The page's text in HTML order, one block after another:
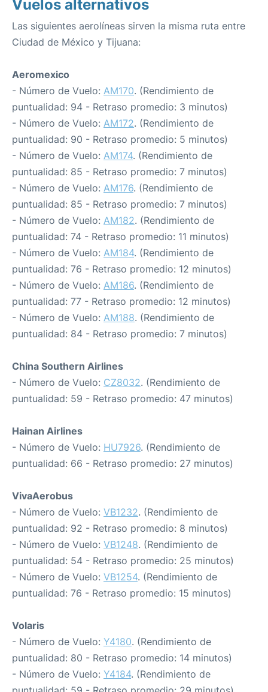
Vuelos alternativos
Las siguientes aerolíneas sirven la misma ruta entre
Ciudad de México y Tijuana:
Aeromexico
- Número de Vuelo: AM170. (Rendimiento de
puntualidad: 94 - Retraso promedio: 3 minutos)
- Número de Vuelo: AM172. (Rendimiento de
puntualidad: 90 - Retraso promedio: 5 minutos)
- Número de Vuelo: AM174. (Rendimiento de
puntualidad: 85 - Retraso promedio: 7 minutos)
- Número de Vuelo: AM176. (Rendimiento de
puntualidad: 85 - Retraso promedio: 7 minutos)
- Número de Vuelo: AM182. (Rendimiento de
puntualidad: 74 - Retraso promedio: 11 minutos)
- Número de Vuelo: AM184. (Rendimiento de
puntualidad: 76 - Retraso promedio: 12 minutos)
- Número de Vuelo: AM186. (Rendimiento de
puntualidad: 77 - Retraso promedio: 12 minutos)
- Número de Vuelo: AM188. (Rendimiento de
puntualidad: 84 - Retraso promedio: 7 minutos)
China Southern Airlines
- Número de Vuelo: CZ8032. (Rendimiento de
puntualidad: 59 - Retraso promedio: 47 minutos)
Hainan Airlines
- Número de Vuelo: HU7926. (Rendimiento de
puntualidad: 66 - Retraso promedio: 27 minutos)
VivaAerobus
- Número de Vuelo: VB1232. (Rendimiento de
puntualidad: 92 - Retraso promedio: 8 minutos)
- Número de Vuelo: VB1248. (Rendimiento de
puntualidad: 54 - Retraso promedio: 25 minutos)
- Número de Vuelo: VB1254. (Rendimiento de
puntualidad: 76 - Retraso promedio: 15 minutos)
Volaris
- Número de Vuelo: Y4180. (Rendimiento de
puntualidad: 80 - Retraso promedio: 14 minutos)
- Número de Vuelo: Y4184. (Rendimiento de